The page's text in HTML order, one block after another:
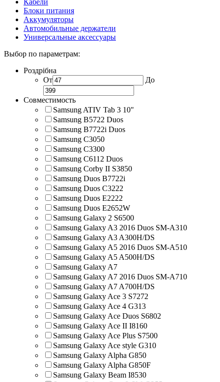
Блоки питания
Аккумуляторы
Автомобильные держатели
Универсальные аксессуары
Выбор по параметрам:
Роздрібна
От
До
Совместимость
Samsung ATIV Tab 3 10"
Samsung B5722 Duos
Samsung B7722i Duos
Samsung C3050
Samsung C3300
Samsung C6112 Duos
Samsung Corby II S3850
Samsung Duos B7722i
Samsung Duos C3222
Samsung Duos E2222
Samsung Duos E2652W
Samsung Galaxy 2 S6500
Samsung Galaxy A3 2016 Duos SM-A310
Samsung Galaxy A3 A300H/DS
Samsung Galaxy A5 2016 Duos SM-A510
Samsung Galaxy A5 A500H/DS
Samsung Galaxy A7
Samsung Galaxy A7 2016 Duos SM-A710
Samsung Galaxy A7 A700H/DS
Samsung Galaxy Ace 3 S7272
Samsung Galaxy Ace 4 G313
Samsung Galaxy Ace Duos S6802
Samsung Galaxy Ace II I8160
Samsung Galaxy Ace Plus S7500
Samsung Galaxy Ace style G310
Samsung Galaxy Alpha G850
Samsung Galaxy Alpha G850F
Samsung Galaxy Beam I8530